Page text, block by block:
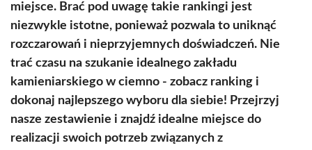
miejsce. Brać pod uwagę takie rankingi jest
niezwykle istotne, ponieważ pozwala to uniknąć
rozczarowań i nieprzyjemnych doświadczeń. Nie
trać czasu na szukanie idealnego zakładu
kamieniarskiego w ciemno - zobacz ranking i
dokonaj najlepszego wyboru dla siebie! Przejrzyj
nasze zestawienie i znajdź idealne miejsce do
realizacji swoich potrzeb związanych z